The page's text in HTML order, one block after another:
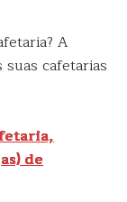
A
cafetarias
de